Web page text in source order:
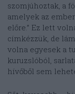
szomjúhoztak, a
amelyek az
előre.” Ez lett
címkézzük, de
volna egyesek a
kuruzslóból,
hívőből sem